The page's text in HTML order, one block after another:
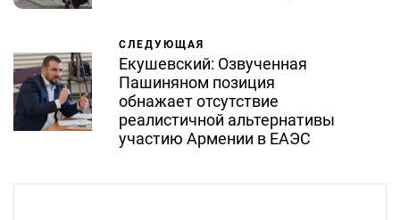
СЛЕДУЮЩАЯ
Екушевский: Озвученная
Пашиняном позиция
обнажает отсутствие
реалистичной альтернативы
участию Армении в ЕАЭС